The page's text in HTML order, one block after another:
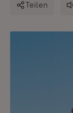
Teilen